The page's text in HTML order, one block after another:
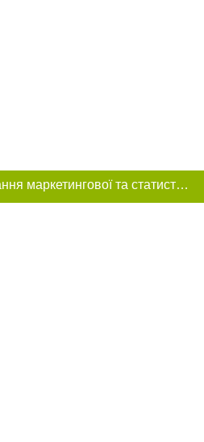
Цей сайт використовує «cookies». Також веб-сайт використовує інтернет-сервіс для збору технічних даних стосовно відвідувачів з метою отримання маркетингової та статистичної інформації. Умови обробки даних відвідувачів сайту див.